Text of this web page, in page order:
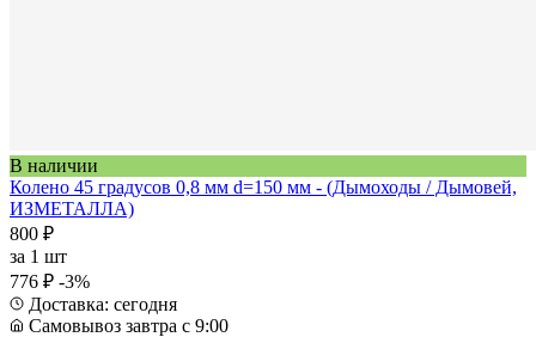
В наличии
Колено 45 градусов 0,8 мм d=150 мм - (Дымоходы / Дымовей,
ИЗМЕТАЛЛА)
800 ₽
за 1 шт
776 ₽ -3%
Доставка: сегодня
Самовывоз завтра с 9:00